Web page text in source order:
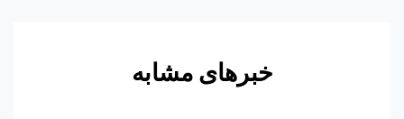
خبرهای مشابه